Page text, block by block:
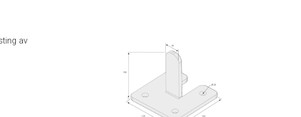
av